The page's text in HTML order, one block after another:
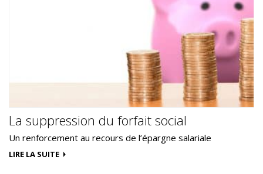
La suppression du forfait social
Un renforcement au recours de l’épargne salariale
LIRE LA SUITE